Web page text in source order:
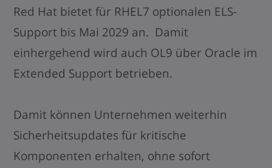
Red Hat bietet für RHEL7 optionalen ELS-
Support bis Mai 2029 an. Damit
einhergehend wird auch OL9 über Oracle im
Extended Support betrieben.
Damit können Unternehmen weiterhin
Sicherheitsupdates für kritische
Komponenten erhalten, ohne sofort